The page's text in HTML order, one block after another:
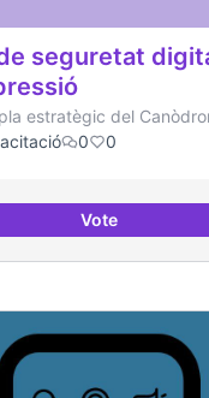
seguretat
estratègic del
0 0
VoteTècniques